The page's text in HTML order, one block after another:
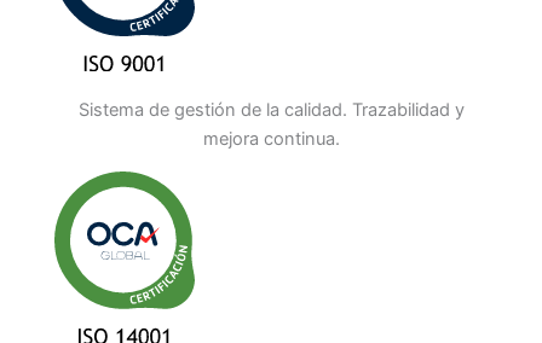
Sistema de gestión de la calidad. Trazabilidad y
mejora continua.